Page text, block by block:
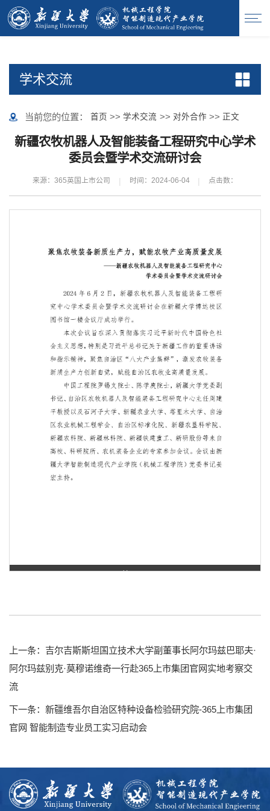
365英国上市(集团)有限公司-Official website
学术交流
当前您的位置： 首页 >> 学术交流 >> 对外合作 >> 正文
新疆农牧机器人及智能装备工程研究中心学术
委员会暨学术交流研讨会
来源：365英国上市公司 | 时间：2024-06-04 | 点击数：
第 1 页
上一条：吉尔吉斯斯坦国立技术大学副董事长阿尔玛兹巴耶夫·
阿尔玛兹别克·莫穆诺维奇一行赴365上市集团官网实地考察交
流
下一条：新疆维吾尔自治区特种设备检验研究院-365上市集团
官网 智能制造专业员工实习启动会